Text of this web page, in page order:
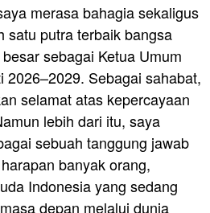
merasa bahagia sekaligus
satu putra terbaik bangsa
sebagai Ketua Umum
2026–2029. Sebagai sahabat,
selamat atas kepercayaan
lebih dari itu, saya
sebuah tanggung jawab
banyak orang,
Indonesia yang sedang
depan melalui dunia